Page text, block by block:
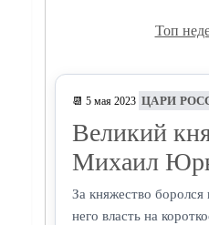
Топ
📆 5 мая 2023 ЦАРИ
Великий
Михаил
За княжество
него власть на